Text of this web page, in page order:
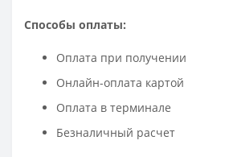
Способы оплаты:
Оплата при получении
Онлайн-оплата картой
Оплата в терминале
Безналичный расчет